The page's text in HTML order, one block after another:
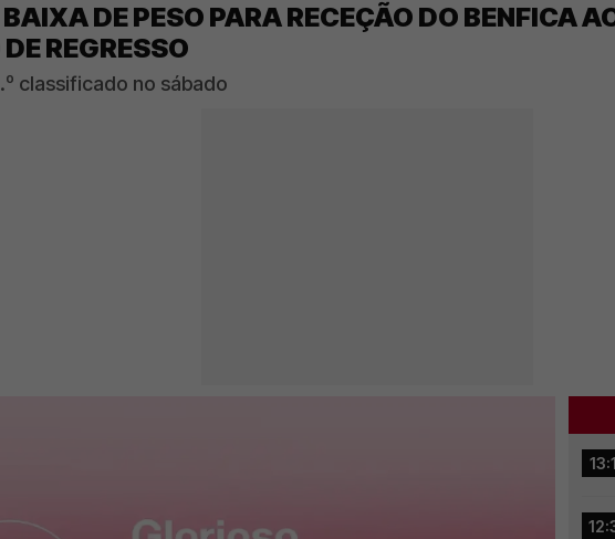
DE PESO PARA RECEÇÃO DO BENFICA
REGRESSO
classificado no sábado